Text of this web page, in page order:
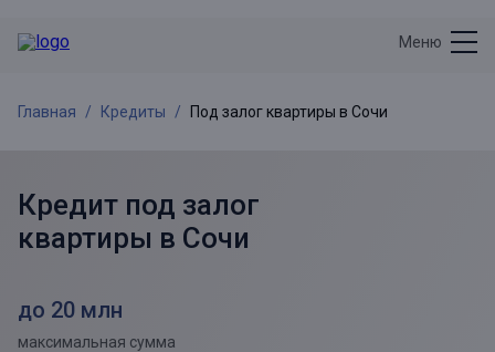
Меню
Главная Кредиты Под залог квартиры в Сочи
Кредит под залог
квартиры в Сочи
до 20 млн
максимальная сумма